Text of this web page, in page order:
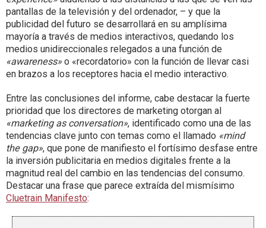
pantallas de la televisión y del ordenador, – y que la
publicidad del futuro se desarrollará en su amplísima
mayoría a través de medios interactivos, quedando los
medios unidireccionales relegados a una función de
«awareness» o «recordatorio» con la función de llevar casi
en brazos a los receptores hacia el medio interactivo.
Entre las conclusiones del informe, cabe destacar la fuerte
prioridad que los directores de marketing otorgan al
«marketing as conversation», identificado como una de las
tendencias clave junto con temas como el llamado «mind
the gap», que pone de manifiesto el fortísimo desfase entre
la inversión publicitaria en medios digitales frente a la
magnitud real del cambio en las tendencias del consumo.
Destacar una frase que parece extraída del mismísimo
Cluetrain Manifesto: